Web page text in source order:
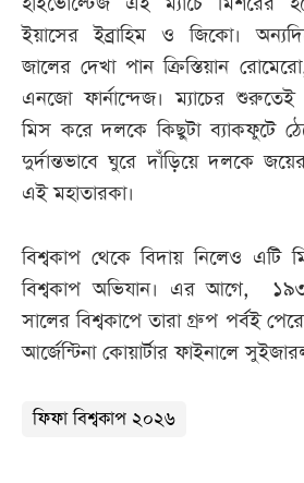
ইয়াসের ইব্রাহিম ও জিকো।
জালের দেখা পান ক্রিস্তিয়ান
এনজো ফার্নান্দেজ। ম্যাচের
মিস করে দলকে কিছুটা ব্যাকফুটে
দুর্দান্তভাবে ঘুরে দাঁড়িয়ে দলকে
এই মহাতারকা।
বিশ্বকাপ থেকে বিদায় নিলেও এটি
বিশ্বকাপ অভিযান। এর আগে,
সালের বিশ্বকাপে তারা গ্রুপ পর্বই
আর্জেন্টিনা কোয়ার্টার ফাইনালে
ফিফা বিশ্বকাপ ২০২৬